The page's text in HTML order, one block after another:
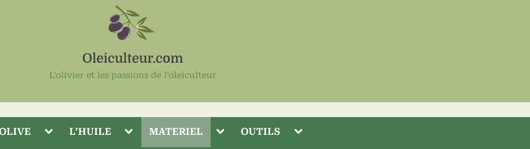
Oleiculteur.com
L'olivier et les passions de l'oleiculteur
ToggleL’HUILE
ToggleMATERIEL
ToggleOUTILS
Toggle